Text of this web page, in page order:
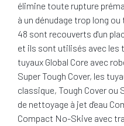
élimine toute rupture
à un dénudage trop long
48 sont recouverts d'un
et ils sont utilisés avec les
tuyaux Global Core avec
Super Tough Cover, les
classique, Tough Cover ou
de nettoyage à jet d'eau
Compact No-Skive avec